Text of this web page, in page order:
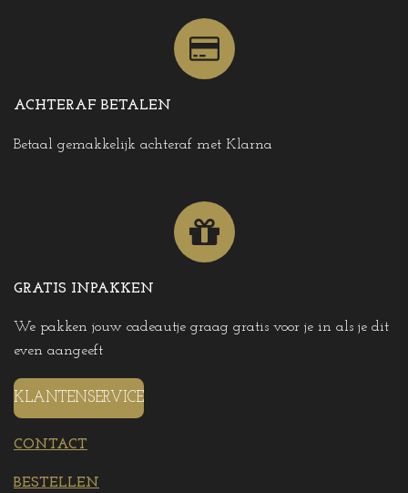
ACHTERAF BETALEN
Betaal gemakkelijk achteraf met Klarna
GRATIS INPAKKEN
We pakken jouw cadeautje graag gratis voor je in als je dit
even aangeeft
KLANTENSERVICE
CONTACT
BESTELLEN